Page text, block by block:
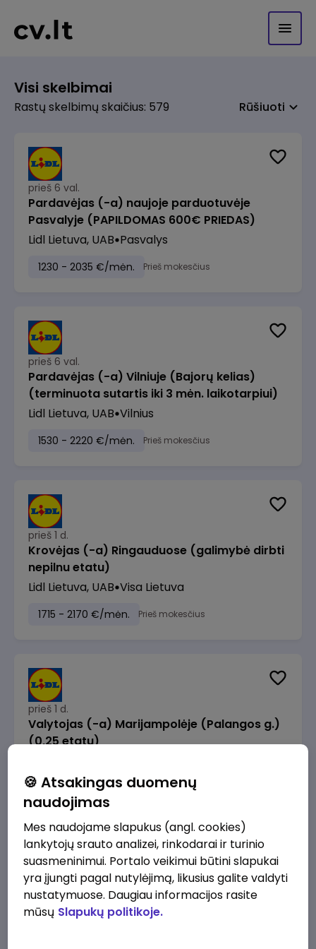
Visi skelbimai
Rastų skelbimų skaičius: 579 Rūšiuoti
prieš 6 val.
Pardavėjas (-a) naujoje parduotuvėje
Pasvalyje (PAPILDOMAS 600€ PRIEDAS)
Lidl Lietuva, UAB Pasvalys
1230 - 2035 €/mėn. Prieš mokesčius
prieš 6 val.
Pardavėjas (-a) Vilniuje (Bajorų kelias)
(terminuota sutartis iki 3 mėn. laikotarpiui)
Lidl Lietuva, UAB Vilnius
1530 - 2220 €/mėn. Prieš mokesčius
prieš 1 d.
Krovėjas (-a) Ringauduose (galimybė dirbti
nepilnu etatu)
Lidl Lietuva, UAB Visa Lietuva
1715 - 2170 €/mėn. Prieš mokesčius
prieš 1 d.
Valytojas (-a) Marijampolėje (Palangos g.)
(0,25 etatu)
289 - 337 €/mėn. Prieš mokesčius
prieš 1 d.
Talent Development Project Manager (fixed
term - 1.5 years)
🍪 Atsakingas duomenų
naudojimas
Mes naudojame slapukus (angl. cookies)
lankytojų srauto analizei, rinkodarai ir turinio
suasmeninimui. Portalo veikimui būtini slapukai
yra įjungti pagal nutylėjimą, likusius galite valdyti
nustatymuose. Daugiau informacijos rasite
mūsų Slapukų politikoje.